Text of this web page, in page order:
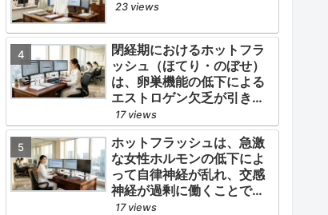
23 views
閉経期におけるホットフラ
ッシュ（ほてり・のぼせ）
は、卵巣機能の低下による
エストロゲン欠乏が引き金
となります。
17 views
ホットフラッシュは、急激
な女性ホルモンの低下によ
って自律神経が乱れ、交感
神経が過剰に働くことで起
こります。
17 views